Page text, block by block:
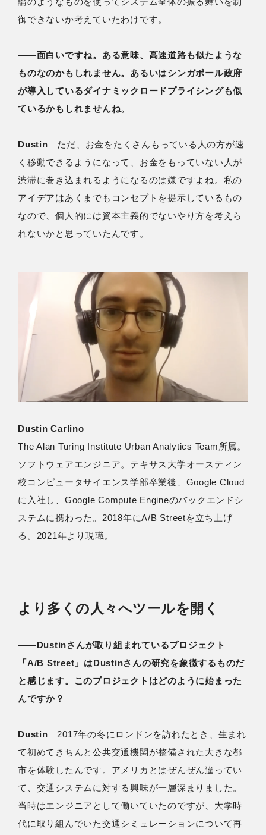
御できないか考えていたわけです。
――面白いですね。ある意味、高速道路も似たような
ものなのかもしれません。あるいはシンガポール政府
が導入しているダイナミックロードプライシングも似
ているかもしれませんね。
Dustin ただ、お金をたくさんもっている人の方が速
く移動できるようになって、お金をもっていない人が
渋滞に巻き込まれるようになるのは嫌ですよね。私の
アイデアはあくまでもコンセプトを提示しているもの
なので、個人的には資本主義的でないやり方を考えら
れないかと思っていたんです。
Dustin Carlino
The Alan Turing Institute Urban Analytics Team所属。
ソフトウェアエンジニア。テキサス大学オースティン
校コンピュータサイエンス学部卒業後、Google Cloud
に入社し、Google Compute Engineのバックエンドシ
ステムに携わった。2018年にA/B Streetを立ち上げ
る。2021年より現職。
より多くの人々へツールを開く
――Dustinさんが取り組まれているプロジェクト
「A/B Street」はDustinさんの研究を象徴するものだ
と感じます。このプロジェクトはどのように始まった
んですか？
Dustin 2017年の冬にロンドンを訪れたとき、生まれ
て初めてきちんと公共交通機関が整備された大きな都
市を体験したんです。アメリカとはぜんぜん違ってい
て、交通システムに対する興味が一層深まりました。
当時はエンジニアとして働いていたのですが、大学時
代に取り組んでいた交通シミュレーションについて再